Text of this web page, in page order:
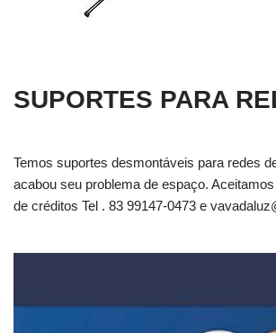
SUPORTES PARA
Temos suportes desmontáveis para redes
acabou seu problema de espaço.
de créditos Tel . 83 99147-0473 e